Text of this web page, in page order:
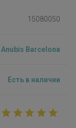
15080050
Anubis Barcelona
Есть в наличии